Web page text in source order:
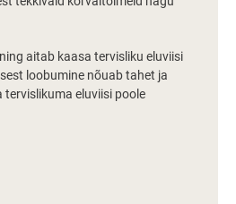
aitab kaasa tervisliku eluviisi
loobumine nõuab tahet ja
tervislikuma eluviisi poole